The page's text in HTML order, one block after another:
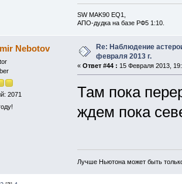
SW MAK90 EQ1,
АПО-дудка на базе РФ5 1:10.
Nebotov
2071
Re: Наблюдение
февраля 2013 г.
« Ответ #44 : 15 Февраля 2013,
Там пока
ждем пока
Лучше Ньютона может быть